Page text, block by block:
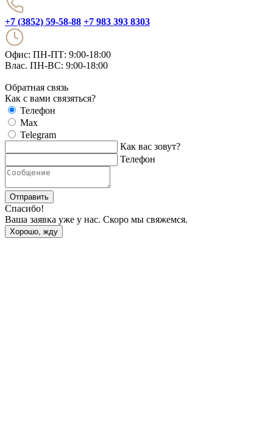
+7 (3852) 59-58-88 +7 983 393 8303
Офис: ПН-ПТ: 9:00-18:00
Влас. ПН-ВС: 9:00-18:00
Обратная связь
Как с вами связяться?
Телефон
Max
Telegram
Как вас зовут?
Телефон
Отправить
Спасибо!
Ваша заявка уже у нас. Скоро мы свяжемся.
Хорошо, жду